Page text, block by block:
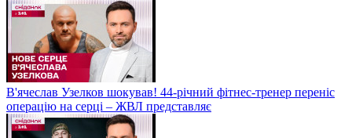
В'ячеслав Узелков шокував! 44-річний фітнес-тренер переніс
операцію на серці – ЖВЛ представляє